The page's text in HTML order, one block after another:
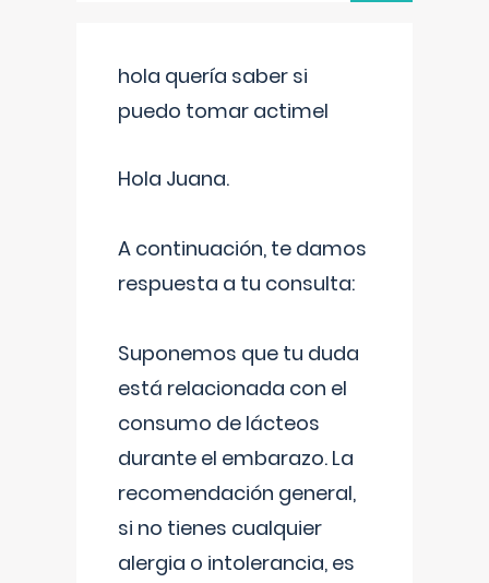
hola quería saber si
puedo tomar actimel
Hola Juana.
A continuación, te damos
respuesta a tu consulta:
Suponemos que tu duda
está relacionada con el
consumo de lácteos
durante el embarazo. La
recomendación general,
si no tienes cualquier
alergia o intolerancia, es